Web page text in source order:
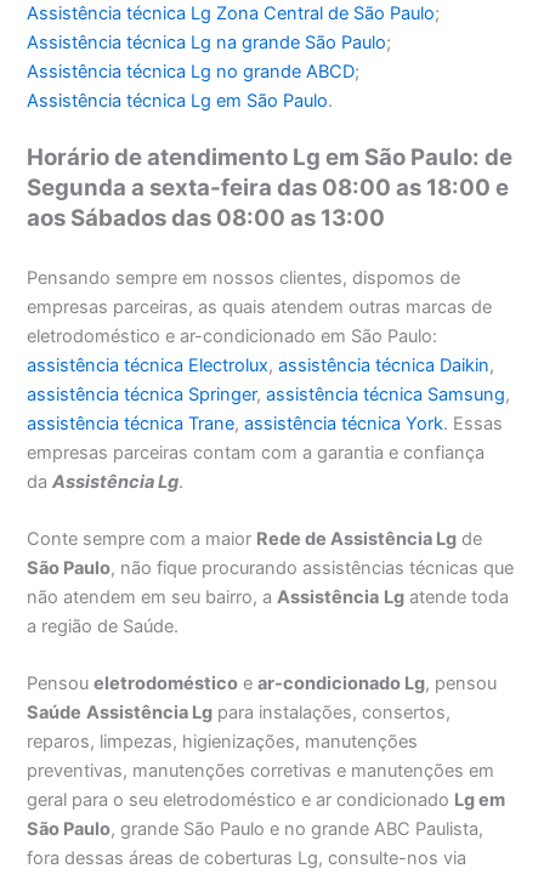
Assistência técnica Lg Zona Central de São Paulo;
Assistência técnica Lg na grande São Paulo;
Assistência técnica Lg no grande ABCD;
Assistência técnica Lg em São Paulo.
Horário de atendimento Lg em São Paulo: de
Segunda a sexta-feira das 08:00 as 18:00 e
aos Sábados das 08:00 as 13:00
Pensando sempre em nossos clientes, dispomos de
empresas parceiras, as quais atendem outras marcas de
eletrodoméstico e ar-condicionado em São Paulo:
assistência técnica Electrolux,assistência técnica Daikin,
assistência técnica Springer,assistência técnica Samsung,
assistência técnica Trane,assistência técnica York. Essas
empresas parceiras contam com a garantia e confiança
daAssistência Lg.
Conte sempre com a maior Rede de Assistência Lg de
São Paulo, não fique procurando assistências técnicas que
não atendem em seu bairro, aAssistência Lg atende toda
a região de Saúde.
Pensoueletrodoméstico ear-condicionado Lg, pensou
Saúde Assistência Lg para instalações, consertos,
reparos, limpezas, higienizações, manutenções
preventivas, manutenções corretivas e manutenções em
geral para o seu eletrodoméstico e ar condicionado Lg em
São Paulo, grande São Paulo e no grande ABC Paulista,
fora dessas áreas de coberturas Lg, consulte-nos via